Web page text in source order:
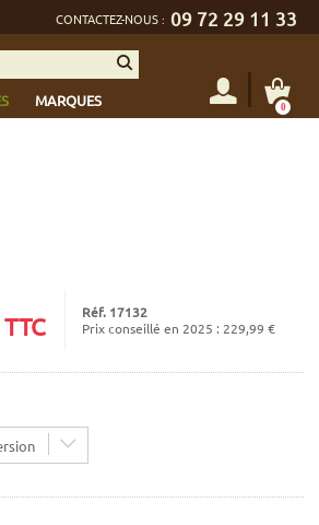
CONTACTEZ-NOUS : 09 72 29 11 33
MARQUES 0
TTC
Réf. 17132
Prix conseillé en 2025 : 229,99 €